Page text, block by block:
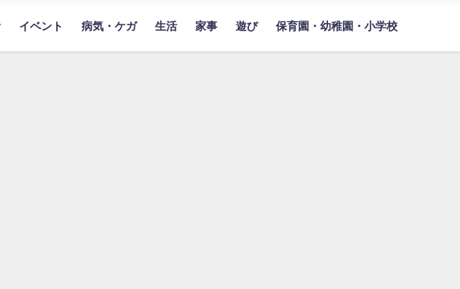
イベント 病気・ケガ 生活 家事 遊び 保育園・幼稚園・小学校